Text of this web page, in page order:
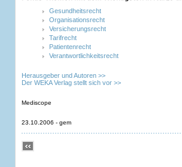
Gesundheitsrecht
Organisationsrecht
Versicherungsrecht
Tarifrecht
Patientenrecht
Verantwortlichkeitsrecht
Herausgeber und Autoren >>
Der WEKA Verlag stellt sich vor >>
Mediscope
23.10.2006 - gem